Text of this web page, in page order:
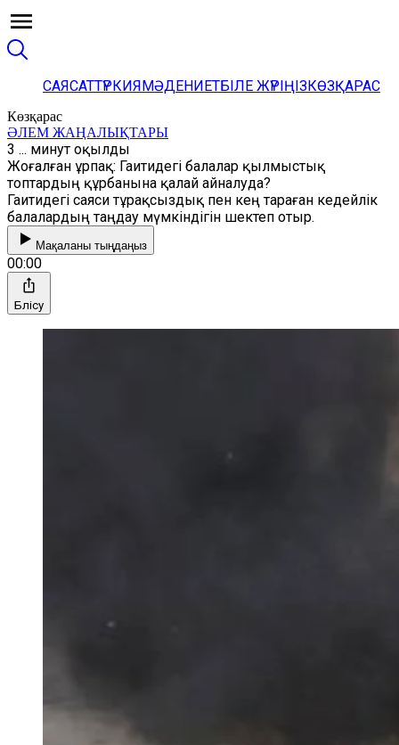
САЯСАТТҮРКИЯМӘДЕНИЕТБІЛЕ ЖҮРІҢІЗКӨЗҚАРАС
Көзқарас
ӘЛЕМ ЖАҢАЛЫҚТАРЫ
3 ... минут оқылды
Жоғалған ұрпақ: Гаитидегі балалар қылмыстық
топтардың құрбанына қалай айналуда?
Гаитидегі саяси тұрақсыздық пен кең тараған кедейлік
балалардың таңдау мүмкіндігін шектеп отыр.
Мақаланы тыңдаңыз
00:00
Бөлісу